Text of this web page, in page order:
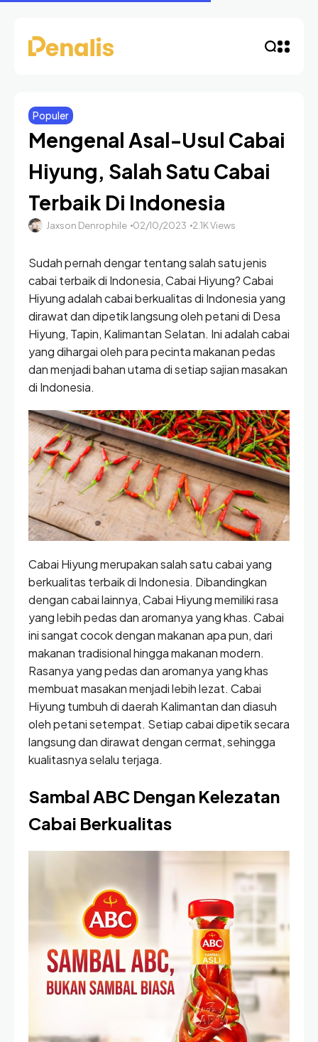
Populer
Mengenal Asal-Usul Cabai
Hiyung, Salah Satu Cabai
Terbaik Di Indonesia
Jaxson Denrophile 02/10/2023 2.1K Views
Sudah pernah dengar tentang salah satu jenis
cabai terbaik di Indonesia, Cabai Hiyung? Cabai
Hiyung adalah cabai berkualitas di Indonesia yang
dirawat dan dipetik langsung oleh petani di Desa
Hiyung, Tapin, Kalimantan Selatan. Ini adalah cabai
yang dihargai oleh para pecinta makanan pedas
dan menjadi bahan utama di setiap sajian masakan
di Indonesia.
Cabai Hiyung merupakan salah satu cabai yang
berkualitas terbaik di Indonesia. Dibandingkan
dengan cabai lainnya, Cabai Hiyung memiliki rasa
yang lebih pedas dan aromanya yang khas. Cabai
ini sangat cocok dengan makanan apa pun, dari
makanan tradisional hingga makanan modern.
Rasanya yang pedas dan aromanya yang khas
membuat masakan menjadi lebih lezat. Cabai
Hiyung tumbuh di daerah Kalimantan dan diasuh
oleh petani setempat. Setiap cabai dipetik secara
langsung dan dirawat dengan cermat, sehingga
kualitasnya selalu terjaga.
Sambal ABC Dengan Kelezatan
Cabai Berkualitas